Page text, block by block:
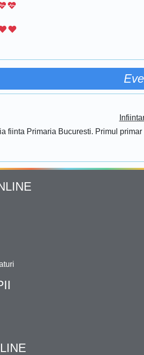
fiinta Primaria Bucuresti. Primul